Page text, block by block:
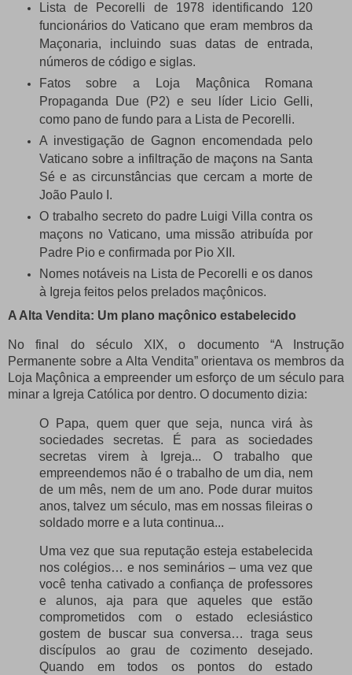
Lista de Pecorelli de 1978 identificando 120
funcionários do Vaticano que eram membros da
Maçonaria, incluindo suas datas de entrada,
números de código e siglas.
Fatos sobre a Loja Maçônica Romana
Propaganda Due (P2) e seu líder Licio Gelli,
como pano de fundo para a Lista de Pecorelli.
A investigação de Gagnon encomendada pelo
Vaticano sobre a infiltração de maçons na Santa
Sé e as circunstâncias que cercam a morte de
João Paulo I.
O trabalho secreto do padre Luigi Villa contra os
maçons no Vaticano, uma missão atribuída por
Padre Pio e confirmada por Pio XII.
Nomes notáveis ​​na Lista de Pecorelli e os danos
à Igreja feitos pelos prelados maçônicos.
A Alta Vendita: Um plano maçônico estabelecido
No final do século XIX, o documento “A Instrução
Permanente sobre a Alta Vendita” orientava os membros da
Loja Maçônica a empreender um esforço de um século para
minar a Igreja Católica por dentro. O documento dizia:
O Papa, quem quer que seja, nunca virá às
sociedades secretas.
É para as sociedades
secretas virem à Igreja... O trabalho que
empreendemos não é o trabalho de um dia, nem
de um mês, nem de um ano. Pode durar muitos
anos, talvez um século, mas em nossas fileiras o
soldado morre e a luta continua...
Uma vez que sua reputação esteja estabelecida
nos colégios… e nos seminários – uma vez que
você tenha cativado a confiança de professores
e alunos, aja para que aqueles que estão
comprometidos com o estado eclesiástico
gostem de buscar sua conversa… traga seus
discípulos ao grau de cozimento desejado.
Quando em todos os pontos do estado